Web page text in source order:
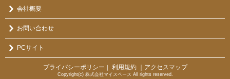
会社概要
お問い合わせ
PCサイト
プライバシーポリシー ｜ 利用規約 ｜アクセスマップ
Copyright(c) 株式会社マイスペース All rights reserved.